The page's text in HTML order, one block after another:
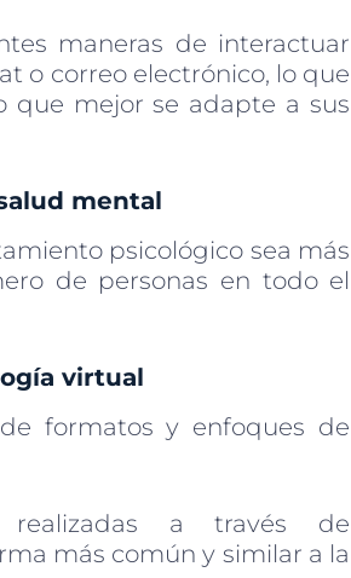
maneras de interactuar
o correo electrónico, lo que
que mejor se adapte a sus
mental
psicológico sea más
de personas en todo el
virtual
formatos y enfoques de
a través de
más común y similar a la